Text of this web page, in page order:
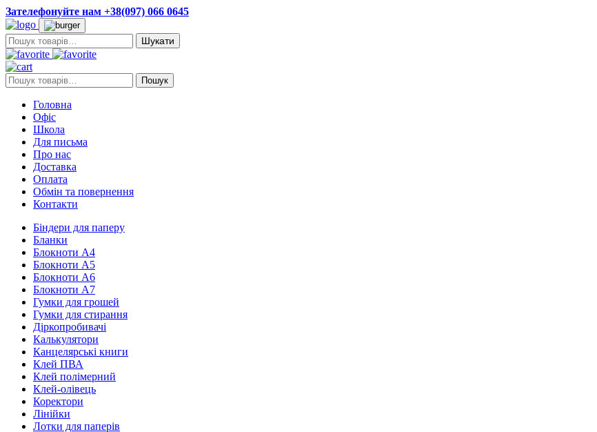
Зателефонуйте нам +38(097) 066 0645
Пошук:
Пошук: Пошук
Головна
Офіс
Школа
Для письма
Про нас
Доставка
Оплата
Обмін та повернення
Контакти
Біндери для паперу
Бланки
Блокноти А4
Блокноти А5
Блокноти А6
Блокноти А7
Гумки для грошей
Гумки для стирання
Діркопробивачі
Калькулятори
Канцелярські книги
Клей ПВА
Клей полімерний
Клей-олівець
Коректори
Лінійки
Лотки для паперів